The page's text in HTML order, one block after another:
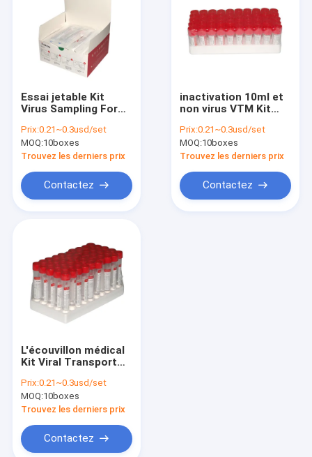
Kit acide nucléique d'extraction
Kits d'essai d'ACP de droite
Essai acide nucléique d'amplification
Kit de réactif d'ACP
Analyseur automatisé de Hba1c
Essai jetable Kit
Virus Sampling For
VTM
Prix:0.21~0.3usd/set
MOQ:10boxes
Trouvez les derniers prix
Contactez
inactivation 10ml et
non virus VTM Kit
d'inactivation
Prix:0.21~0.3usd/set
MOQ:10boxes
Trouvez les derniers prix
Contactez
L'écouvillon médical
Kit Viral Transport
s'est assemblé le
bâton en nylon
d'écouvillon
Prix:0.21~0.3usd/set
MOQ:10boxes
Trouvez les derniers prix
Contactez